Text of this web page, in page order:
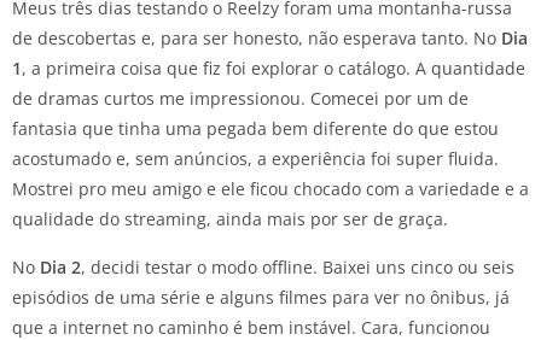
Meus três dias testando o Reelzy foram uma montanha-russa
de descobertas e, para ser honesto, não esperava tanto. No Dia
1, a primeira coisa que fiz foi explorar o catálogo. A quantidade
de dramas curtos me impressionou. Comecei por um de
fantasia que tinha uma pegada bem diferente do que estou
acostumado e, sem anúncios, a experiência foi super fluida.
Mostrei pro meu amigo e ele ficou chocado com a variedade e a
qualidade do streaming, ainda mais por ser de graça.
No Dia 2, decidi testar o modo offline. Baixei uns cinco ou seis
episódios de uma série e alguns filmes para ver no ônibus, já
que a internet no caminho é bem instável. Cara, funcionou